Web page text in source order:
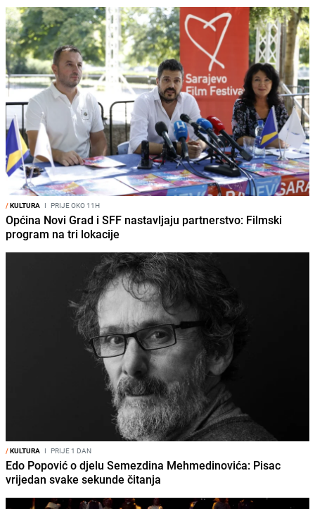
/KULTURA I PRIJE OKO 11H
Općina Novi Grad i SFF nastavljaju partnerstvo: Filmski
program na tri lokacije
/KULTURA I PRIJE 1 DAN
Edo Popović o djelu Semezdina Mehmedinovića: Pisac
vrijedan svake sekunde čitanja